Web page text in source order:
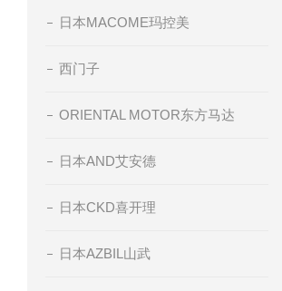
日本MACOME玛控美
西门子
ORIENTAL MOTOR东方马达
日本AND艾安德
日本CKD喜开理
日本AZBIL山武